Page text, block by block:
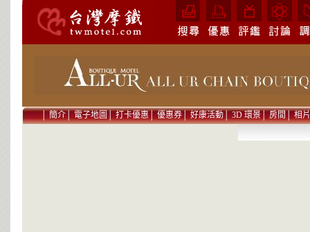
│簡介│電子地圖│打卡優惠│優惠券│好康活動│3D 環景│房間│相片